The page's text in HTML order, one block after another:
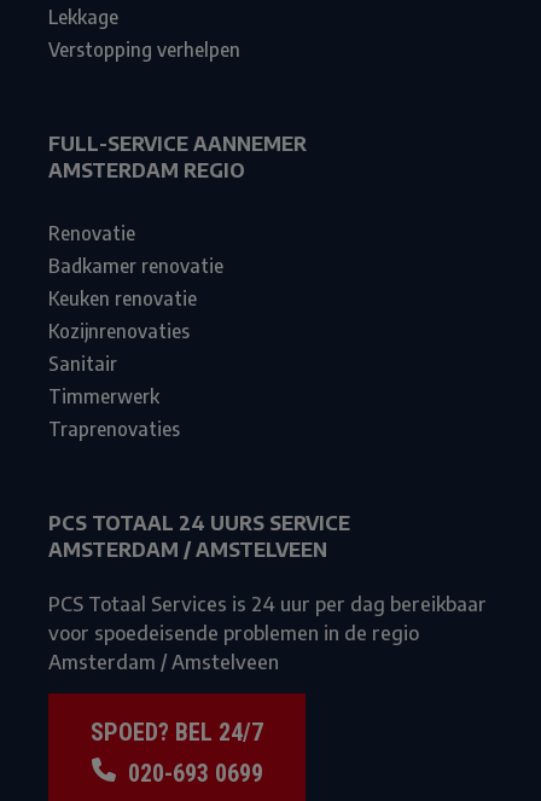
Lekkage
Verstopping verhelpen
FULL-SERVICE AANNEMER
AMSTERDAM REGIO
Renovatie
Badkamer renovatie
Keuken renovatie
Kozijnrenovaties
Sanitair
Timmerwerk
Traprenovaties
PCS TOTAAL 24 UURS SERVICE
AMSTERDAM / AMSTELVEEN
PCS Totaal Services is 24 uur per dag bereikbaar
voor spoedeisende problemen in de regio
Amsterdam / Amstelveen
SPOED? BEL 24/7
020-693 0699